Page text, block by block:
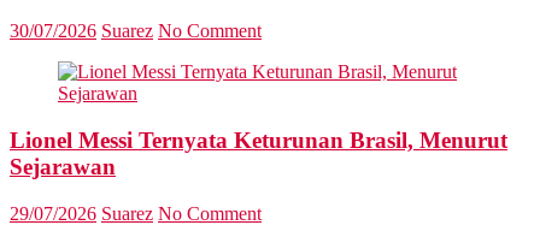
30/07/2026 Suarez No Comment
Lionel Messi Ternyata Keturunan Brasil, Menurut
Sejarawan
29/07/2026 Suarez No Comment